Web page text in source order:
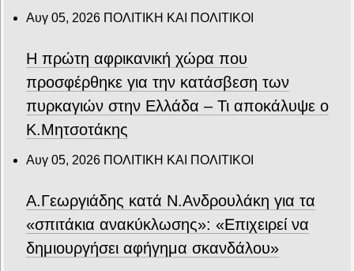
Αυγ 05, 2026 ΠΟΛΙΤΙΚΗ ΚΑΙ ΠΟΛΙΤΙΚΟΙ
Η πρώτη αφρικανική χώρα που
προσφέρθηκε για την κατάσβεση των
πυρκαγιών στην Ελλάδα – Τι αποκάλυψε ο
Κ.Μητσοτάκης
Αυγ 05, 2026 ΠΟΛΙΤΙΚΗ ΚΑΙ ΠΟΛΙΤΙΚΟΙ
Α.Γεωργιάδης κατά Ν.Ανδρουλάκη για τα
«σπιτάκια ανακύκλωσης»: «Επιχειρεί να
δημιουργήσει αφήγημα σκανδάλου»